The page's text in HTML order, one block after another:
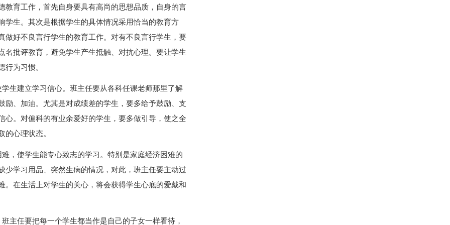
育工作，首先自身要具有高尚的思想品质，自身的言
生。其次是根据学生的具体情况采用恰当的教育方
好不良言行学生的教育工作。对有不良言行学生，要
批评教育，避免学生产生抵触、对抗心理。要让学生
为习惯。
生建立学习信心。班主任要从各科任课老师那里了解
、加油。尤其是对成绩差的学生，要多给予鼓励、支
。对偏科的有业余爱好的学生，要多做引导，使之全
心理状态。
，使学生能专心致志的学习。特别是家庭经济困难的
学习用品、突然生病的情况，对此，班主任要主动过
在生活上对学生的关心，将会获得学生心底的爱戴和
主任要把每一个学生都当作是自己的子女一样看待，